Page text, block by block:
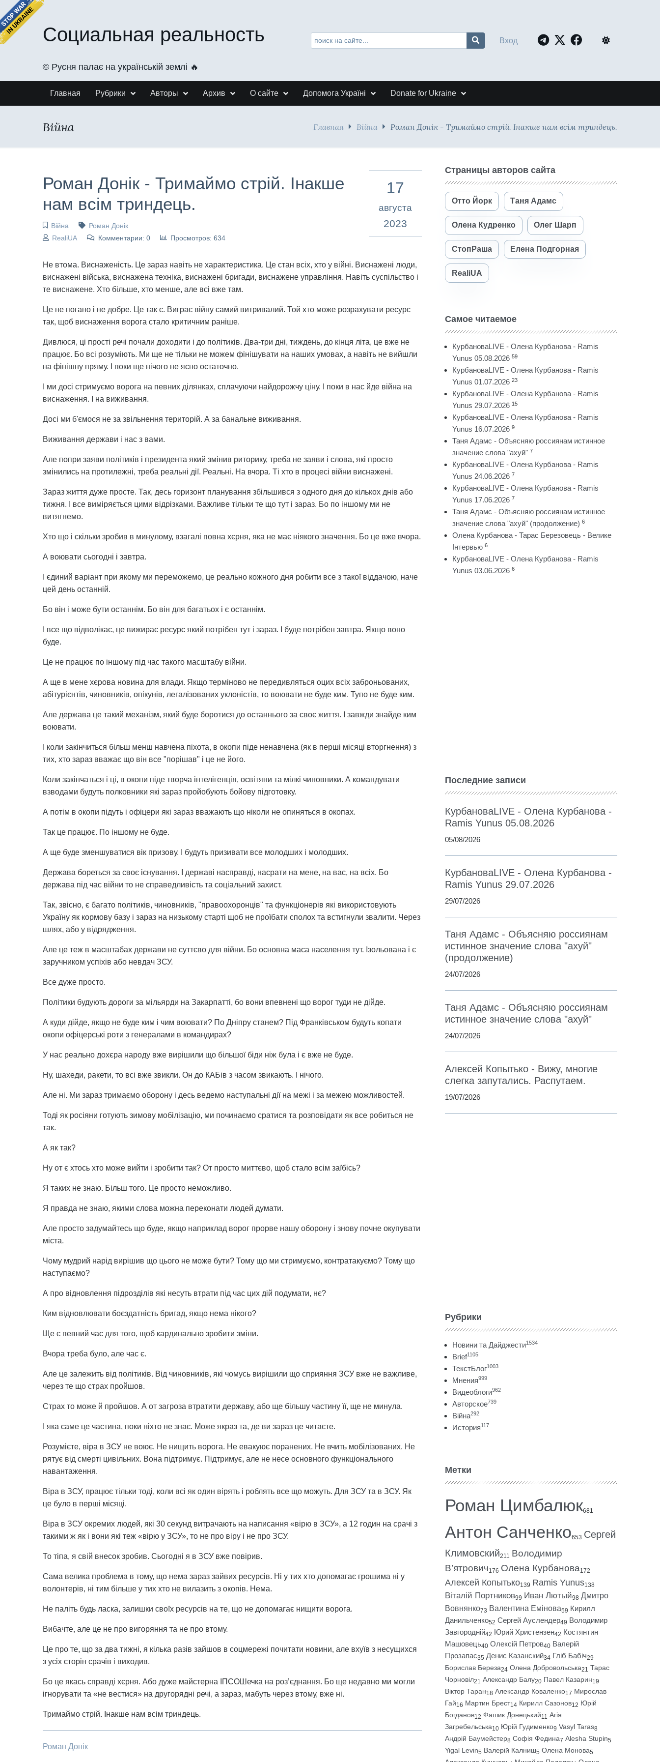
Социальная реальность
©️ Русня палає на українській землі 🔥
Вход
Главная Рубрики Авторы Архив О сайте Допомога Україні Donate for Ukraine
Війна Главная Війна Роман Донік - Тримаймо стрій. Інакше нам всім триндець.
Роман Донік - Тримаймо стрій. Інакше
нам всім триндець.
Війна
Роман Донік
RealiUA
Комментарии: 0 Просмотров: 634
17
августа
2023
Не втома. Виснаженість. Це зараз навіть не характеристика. Це стан всіх, хто у війні. Виснажені люди,
виснажені війська, виснажена техніка, виснажені бригади, виснажене управління. Навіть суспільство і
те виснажене. Хто більше, хто менше, але всі вже там.
Це не погано і не добре. Це так є. Виграє війну самий витривалий. Той хто може розрахувати ресурс
так, щоб виснаження ворога стало критичним раніше.
Дивлюся, ці прості речі почали доходити і до політиків. Два-три дні, тиждень, до кінця літа, це вже не
працює. Бо всі розуміють. Ми ще не тільки не можем фінішувати на наших умовах, а навіть не вийшли
на фінішну пряму. І поки ще нічого не ясно остаточно.
І ми досі стримуємо ворога на певних ділянках, сплачуючи найдорожчу ціну. І поки в нас йде війна на
виснаження. І на виживання.
Досі ми б'ємося не за звільнення територій. А за банальне виживання.
Виживання держави і нас з вами.
Але попри заяви політиків і президента який змінив риторику, треба не заяви і слова, які просто
змінились на протилежні, треба реальні дії. Реальні. На вчора. Ті хто в процесі війни виснажені.
Зараз життя дуже просте. Так, десь горизонт планування збільшився з одного дня до кількох днів або
тижня. І все виміряється цими відрізками. Важливе тільки те що тут і зараз. Бо по іншому ми не
витягнемо.
Хто що і скільки зробив в минулому, взагалі повна хєрня, яка не має ніякого значення. Бо це вже вчора.
А воювати сьогодні і завтра.
І єдиний варіант при якому ми переможемо, це реально кожного дня робити все з такої віддачою, наче
цей день останній.
Бо він і може бути останнім. Бо він для багатьох і є останнім.
І все що відволікає, це вижирає ресурс який потрібен тут і зараз. І буде потрібен завтра. Якщо воно
буде.
Це не працює по іншому під час такого масштабу війни.
А ще в мене хєрова новина для влади. Якщо терміново не передивляться оцих всіх заброньованих,
абітурієнтів, чиновників, опікунів, легалізованих уклоністів, то воювати не буде ким. Тупо не буде ким.
Але держава це такий механізм, який буде боротися до останнього за своє життя. І завжди знайде ким
воювати.
І коли закінчиться більш менш навчена піхота, в окопи піде ненавчена (як в перші місяці вторгнення) з
тих, хто зараз вважає що він все "порішав" і це не його.
Коли закінчаться і ці, в окопи піде творча інтелігенція, освітяни та мілкі чиновники. А командувати
взводами будуть полковники які зараз пройобують бойову підготовку.
А потім в окопи підуть і офіцери які зараз вважають що ніколи не опиняться в окопах.
Так це працює. По іншому не буде.
А ще буде зменшуватися вік призову. І будуть призивати все молодших і молодших.
Держава бореться за своє існування. І державі насправді, насрати на мене, на вас, на всіх. Бо
держава під час війни то не справедливість та соціальний захист.
Так, звісно, є багато політиків, чиновників, "правоохоронців" та функціонерів які використовують
Україну як кормову базу і зараз на низькому старті щоб не проїбати сполох та встигнули звалити. Через
шлях, або у відрядження.
Але це теж в масштабах держави не суттєво для війни. Бо основна маса населення тут. Ізольована і є
заручником успіхів або невдач ЗСУ.
Все дуже просто.
Політики будують дороги за мільярди на Закарпатті, бо вони впевнені що ворог туди не дійде.
А куди дійде, якщо не буде ким і чим воювати? По Дніпру станем? Під Франківськом будуть копати
окопи офіцерські роти з генералами в командирах?
У нас реально дохєра народу вже вирішили що більшої біди ніж була і є вже не буде.
Ну, шахеди, ракети, то всі вже звикли. Он до КАБів з часом звикають. І нічого.
Але ні. Ми зараз тримаємо оборону і десь ведемо наступальні дії на межі і за межею можливостей.
Тоді як росіяни готують зимову мобілізацію, ми починаємо сратися та розповідати як все робиться не
так.
А як так?
Ну от є хтось хто може вийти і зробити так? От просто миттєво, щоб стало всім заїбісь?
Я таких не знаю. Більш того. Це просто неможливо.
Я правда не знаю, якими слова можна переконати людей думати.
Але просто задумайтесь що буде, якщо наприклад ворог прорве нашу оборону і знову почне окупувати
міста.
Чому мудрий нарід вирішив що цього не може бути? Тому що ми стримуємо, контратакуємо? Тому що
наступаємо?
А про відновлення підрозділів які несуть втрати під час цих дій подумати, нє?
Ким відновлювати боєздатність бригад, якщо нема нікого?
Ще є певний час для того, щоб кардинально зробити зміни.
Вчора треба було, але час є.
Але це залежить від політиків. Від чиновників, які чомусь вирішили що сприяння ЗСУ вже не важливе,
через те що страх пройшов.
Страх то може й пройшов. А от загроза втратити державу, або ще більшу частину її, ще не минула.
І яка саме це частина, поки ніхто не знає. Може якраз та, де ви зараз це читаєте.
Розумієте, віра в ЗСУ не воює. Не нищить ворога. Не евакуює поранених. Не вчить мобілізованих. Не
рятує від смерті цивільних. Вона підтримує. Підтримує, але не несе основного функціонального
навантаження.
Віра в ЗСУ, працює тільки тоді, коли всі як один вірять і роблять все що можуть. Для ЗСУ та в ЗСУ. Як
це було в перші місяці.
Віра в ЗСУ окремих людей, які 30 секунд витрачають на написання «вірю в ЗСУ», а 12 годин на срачі з
такими ж як і вони які теж «вірю у ЗСУ», то не про віру і не про ЗСУ.
То тіпа, я свій внесок зробив. Сьогодні я в ЗСУ вже повірив.
Сама велика проблема в тому, що нема зараз зайвих ресурсів. Ні у тих хто допомагає грошима ні у
волонтерів, ні тим більше у тих хто не вилазить з окопів. Нема.
Не паліть будь ласка, залишки своїх ресурсів на те, що не допомагає нищити ворога.
Вибачте, але це не про вигоряння та не про втому.
Це про те, що за два тижні, я кілька разів зайшов в соцмережі почитати новини, але вхуїв з несущихся
з усіх сторін срачів і виходив.
Бо це якась справді хєрня. Або дуже майстерна ІПСОШечка на роз’єднання. Бо ще недавно ми могли
ігнорувати та «не вестися» на другорядні речі, а зараз, мабуть через втому, вже ні.
Тримаймо стрій. Інакше нам всім триндець.
Роман Донік
Страницы авторов сайта
Отто Йорк Таня Адамс
Олена Кудренко Олег Шарп
СтопРаша Елена Подгорная
RealiUA
Самое читаемое
КурбановаLIVE - Олена Курбанова - Ramis
Yunus 05.08.2026 59
КурбановаLIVE - Олена Курбанова - Ramis
Yunus 01.07.2026 23
КурбановаLIVE - Олена Курбанова - Ramis
Yunus 29.07.2026 15
КурбановаLIVE - Олена Курбанова - Ramis
Yunus 16.07.2026 9
Таня Адамс - Объясняю россиянам истинное
значение слова "ахуй" 7
КурбановаLIVE - Олена Курбанова - Ramis
Yunus 24.06.2026 7
КурбановаLIVE - Олена Курбанова - Ramis
Yunus 17.06.2026 7
Таня Адамс - Объясняю россиянам истинное
значение слова "ахуй" (продолжение) 6
Олена Курбанова - Тарас Березовець - Велике
Інтервью 6
КурбановаLIVE - Олена Курбанова - Ramis
Yunus 03.06.2026 6
Последние записи
КурбановаLIVE - Олена Курбанова -
Ramis Yunus 05.08.2026
05/08/2026
КурбановаLIVE - Олена Курбанова -
Ramis Yunus 29.07.2026
29/07/2026
Таня Адамс - Объясняю россиянам
истинное значение слова "ахуй"
(продолжение)
24/07/2026
Таня Адамс - Объясняю россиянам
истинное значение слова "ахуй"
24/07/2026
Алексей Копытько - Вижу, многие
слегка запутались. Распутаем.
19/07/2026
Рубрики
Новини та Дайджести1534
Brief1105
ТекстБлог1003
Мнения999
Видеоблоги962
Авторское739
Війна292
История117
Метки
Роман Цимбалюк681
Антон Санченко653 Сергей
Климовский211 Володимир
В’ятрович176 Олена Курбанова172
Алексей Копытько139 Ramis Yunus138
Віталій Портников99 Иван Лютый98 Дмитро
Вовнянко73 Валентина Емінова59 Кирилл
Данильченко52 Сергей Ауслендер49 Володимир
Завгородній42 Юрий Христензен42 Костянтин
Машовець40 Олексій Петров40 Валерій
Прозапас35 Денис Казанский34 Гліб Бабіч29
Борислав Береза24 Олена Добровольська21 Тарас
Чорновіл21 Александр Балу20 Павел Казарин19
Віктор Таран18 Александр Коваленко17 Мирослав
Гай16 Мартин Брест14 Кирилл Сазонов12 Юрій
Богданов12 Фашик Донецький11 Агія
Загребельська10 Юрій Гудименко9 Vasyl Taras8
Андрій Баумейстер8 Софія Федина7 Alesha Stupin5
Yigal Levin5 Валерій Калниш5 Олена Монова5